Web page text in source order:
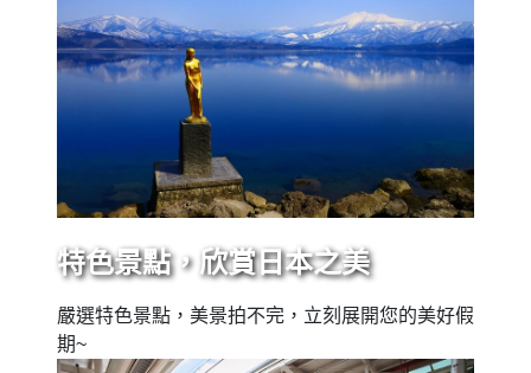
特色景點，欣賞日本之美
嚴選特色景點，美景拍不完，立刻展開您的美好假
期~